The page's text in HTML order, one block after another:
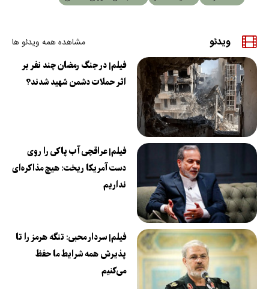
ویدئو مشاهده همه ویدئو ها
فیلم| در جنگ رمضان چند نفر بر
اثر حملات دشمن شهید شدند؟
فیلم| عراقچی آب پاکی را روی
دست آمریکا ریخت: هیچ مذاکره‌ای
نداریم
فیلم| سردار محبی: تنگه هرمز را تا
پذیرش همه شرایط ما حفظ
می‌کنیم